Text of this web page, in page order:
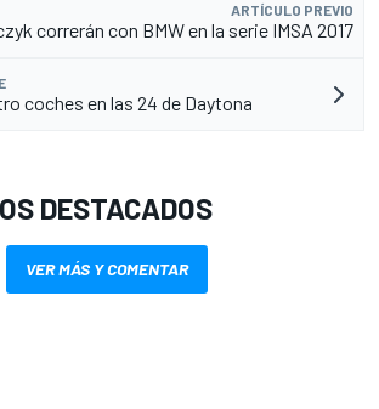
ARTÍCULO PREVIO
correrán con BMW en la serie IMSA 2017
coches en las 24 de Daytona
DESTACADOS
VER MÁS Y COMENTAR